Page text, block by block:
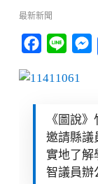
最新新聞
Facebook
Line
《圖說
邀請縣議
實地了解
智議員辦